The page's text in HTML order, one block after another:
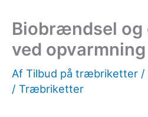
Biobrændsel og
ved opvarmning
Af Tilbud på træbriketter /
/ Træbriketter